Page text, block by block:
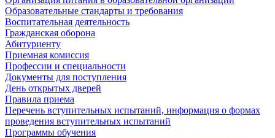
Образовательные стандарты и требования
Воспитательная деятельность
Гражданская оборона
Абитуриенту
Приемная комиссия
Профессии и специальности
Документы для поступления
День открытых дверей
Правила приема
Перечень вступительных испытаний, информация о формах
проведения вступительных испытаний
Программы обучения